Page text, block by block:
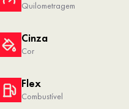
Cinza
Cor
Quilometragem
Flex
Combustível